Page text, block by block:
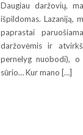
Daugiau daržovių,
išpildomas. Lazaniją,
paprastai
daržovėmis ir
pernelyg nuobodi),
sūrio… Kur mano […]